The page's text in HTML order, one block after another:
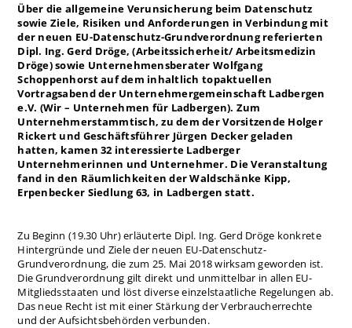
Über die allgemeine Verunsicherung beim Datenschutz
sowie Ziele, Risiken und Anforderungen in Verbindung mit
der neuen EU-Datenschutz-Grundverordnung referierten
Dipl. Ing. Gerd Dröge, (Arbeitssicherheit/ Arbeitsmedizin
Dröge) sowie Unternehmensberater Wolfgang
Schoppenhorst auf dem inhaltlich topaktuellen
Vortragsabend der Unternehmergemeinschaft Ladbergen
e.V. (Wir – Unternehmen für Ladbergen). Zum
Unternehmerstammtisch, zu dem der Vorsitzende Holger
Rickert und Geschäftsführer Jürgen Decker geladen
hatten, kamen 32 interessierte Ladberger
Unternehmerinnen und Unternehmer. Die Veranstaltung
fand in den Räumlichkeiten der Waldschänke Kipp,
Erpenbecker Siedlung 63, in Ladbergen statt.
Zu Beginn (19.30 Uhr) erläuterte Dipl. Ing. Gerd Dröge konkrete
Hintergründe und Ziele der neuen EU-Datenschutz-
Grundverordnung, die zum 25. Mai 2018 wirksam geworden ist.
Die Grundverordnung gilt direkt und unmittelbar in allen EU-
Mitgliedsstaaten und löst diverse einzelstaatliche Regelungen ab.
Das neue Recht ist mit einer Stärkung der Verbraucherrechte
und der Aufsichtsbehörden verbunden.